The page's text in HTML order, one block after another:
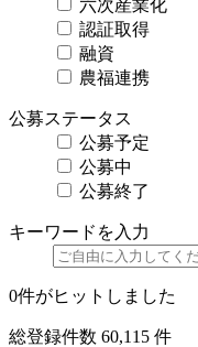
六次産業化
認証取得
融資
農福連携
公募ステータス
公募予定
公募中
公募終了
キーワードを入力
0件がヒットしました
総登録件数 60,115 件